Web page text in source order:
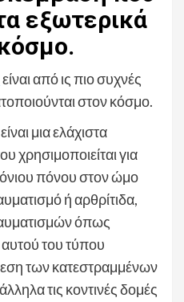
εξωτερικά
είναι από ις πιο συχνές
στον κόσμο.
μια ελάχιστα
χρησιμοποιείται για
πόνου στον ώμο
ή αρθρίτιδα,
όπως
του τύπου
των κατεστραμμένων
τις κοντινές δομές